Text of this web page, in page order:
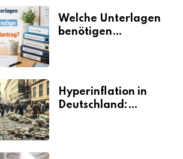
Umsätze machen
Welche Unterlagen
benötigen
Hyperinflation in
Deutschland: